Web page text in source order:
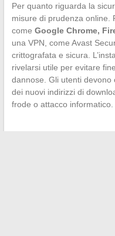
Per quanto riguarda la
misure di prudenza online.
come Google Chrome,
una VPN, come Avast
crittografata e sicura.
rivelarsi utile per evitare
dannose. Gli utenti devono
dei nuovi indirizzi di
frode o attacco informatico.